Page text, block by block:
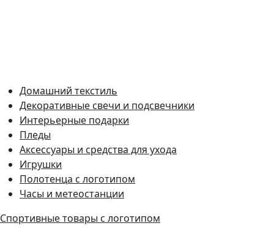
Домашний текстиль
Декоративные свечи и подсвечники
Интерьерные подарки
Пледы
Аксессуары и средства для ухода
Игрушки
Полотенца с логотипом
Часы и метеостанции
Спортивные товары с логотипом